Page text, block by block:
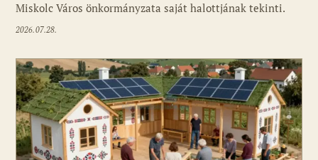
Miskolc Város önkormányzata saját halottjának tekinti.
2026.07.28.